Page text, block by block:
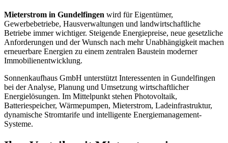
Mieterstrom in Gundelfingen wird für Eigentümer,
Gewerbebetriebe, Hausverwaltungen und landwirtschaftliche
Betriebe immer wichtiger. Steigende Energiepreise, neue gesetzliche
Anforderungen und der Wunsch nach mehr Unabhängigkeit machen
erneuerbare Energien zu einem zentralen Baustein moderner
Immobilienentwicklung.
Sonnenkaufhaus GmbH unterstützt Interessenten in Gundelfingen
bei der Analyse, Planung und Umsetzung wirtschaftlicher
Energielösungen. Im Mittelpunkt stehen Photovoltaik,
Batteriespeicher, Wärmepumpen, Mieterstrom, Ladeinfrastruktur,
dynamische Stromtarife und intelligente Energiemanagement-
Systeme.